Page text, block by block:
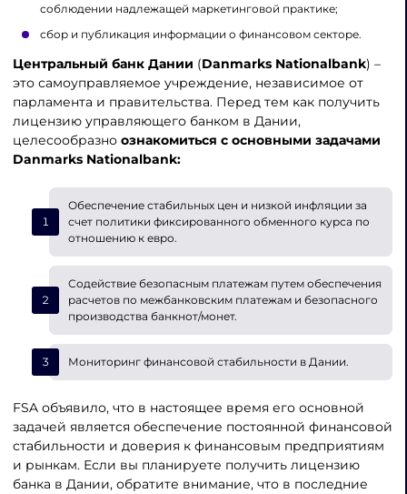
соблюдении надлежащей маркетинговой практике;
сбор и публикация информации о финансовом секторе.
Центральный банк Дании (Danmarks Nationalbank) –
это самоуправляемое учреждение, независимое от
парламента и правительства. Перед тем как получить
лицензию управляющего банком в Дании,
целесообразноознакомиться с основными задачами
Danmarks Nationalbank:
Обеспечение стабильных цен и низкой инфляции за
счет политики фиксированного обменного курса по
отношению к евро.
Содействие безопасным платежам путем обеспечения
расчетов по межбанковским платежам и безопасного
производства банкнот/монет.
Мониторинг финансовой стабильности в Дании.
FSA объявило, что в настоящее время его основной
задачей является обеспечение постоянной финансовой
стабильности и доверия к финансовым предприятиям
и рынкам. Если вы планируете получить лицензию
банка в Дании, обратите внимание, что в последние